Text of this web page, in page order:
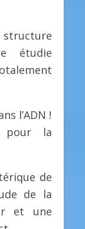
étudie
l’ADN !
pour la
de
de la
et une